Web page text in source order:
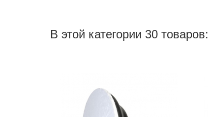
В этой категории 30 товаров: